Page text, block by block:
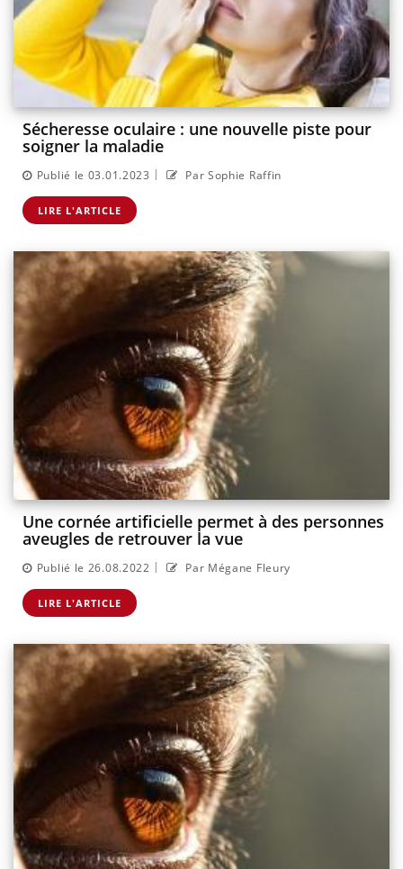
Sécheresse oculaire : une nouvelle piste pour
soigner la maladie
Publié le 03.01.2023 | Par Sophie Raffin
LIRE L'ARTICLE
Une cornée artificielle permet à des personnes
aveugles de retrouver la vue
Publié le 26.08.2022 | Par Mégane Fleury
LIRE L'ARTICLE